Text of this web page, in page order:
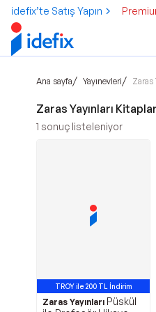
idefix’te Satış Yapın
Ana sayfa/ Yayınevleri/ Zaras
Zaras Yayınları
1 sonuç listeleniyor
TROY ile 200 TL İndirim
Zaras Yayınları Püskül